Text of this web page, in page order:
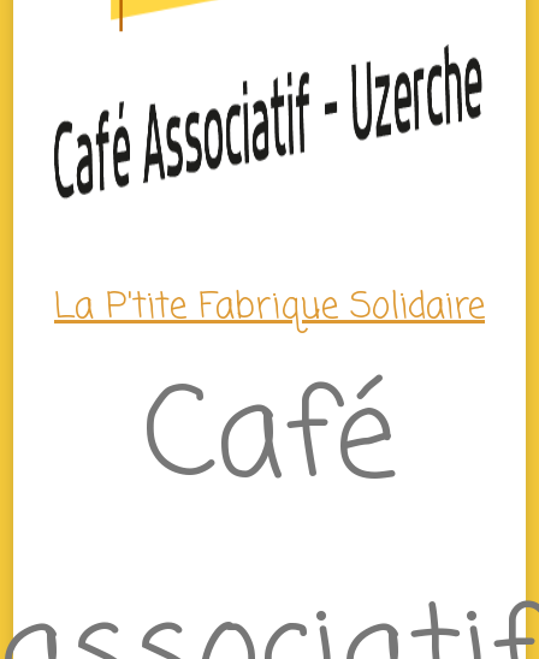
La P'tite Fabrique Solidaire
Café